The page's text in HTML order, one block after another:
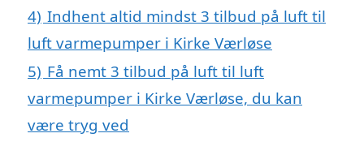
4) Indhent altid mindst 3 tilbud på luft til
luft varmepumper i Kirke Værløse
5) Få nemt 3 tilbud på luft til luft
varmepumper i Kirke Værløse, du kan
være tryg ved